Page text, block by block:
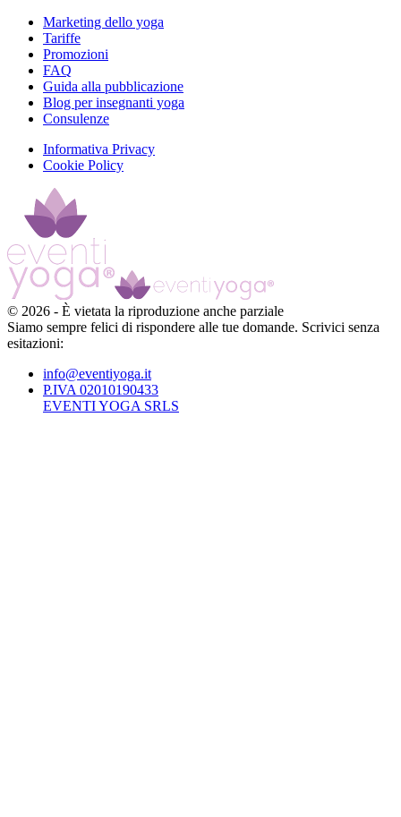
Marketing dello yoga
Tariffe
Promozioni
FAQ
Guida alla pubblicazione
Blog per insegnanti yoga
Consulenze
Informativa Privacy
Cookie Policy
© 2026 - È vietata la riproduzione anche parziale
Siamo sempre felici di rispondere alle tue domande. Scrivici senza
esitazioni:
info@eventiyoga.it
P.IVA 02010190433
EVENTI YOGA SRLS